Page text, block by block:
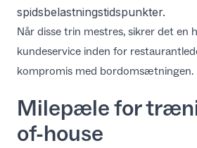
spidsbelastningstidspunkter.
Når disse trin mestres, sikrer det en
kundeservice inden for
kompromis med bordomsætningen.
Milepæle for
of-house